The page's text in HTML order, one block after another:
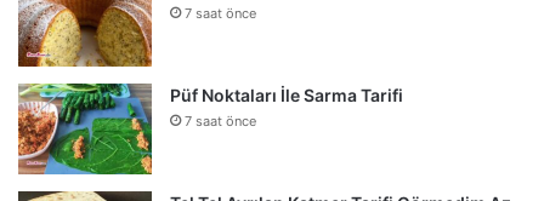
7 saat önce
Püf Noktaları İle Sarma Tarifi
7 saat önce